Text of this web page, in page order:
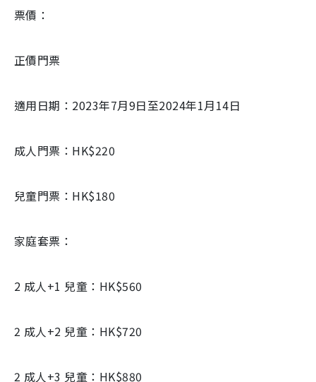
票價：
正價門票
適用日期：2023年7月9日至2024年1月14日
成人門票：HK$220
兒童門票：HK$180
家庭套票：
2 成人+1 兒童：HK$560
2 成人+2 兒童：HK$720
2 成人+3 兒童：HK$880